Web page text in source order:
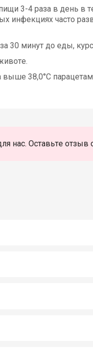
3-4 раза в день в
инфекциях часто
30 минут до еды,
38,0°C
нас. Оставьте отзыв